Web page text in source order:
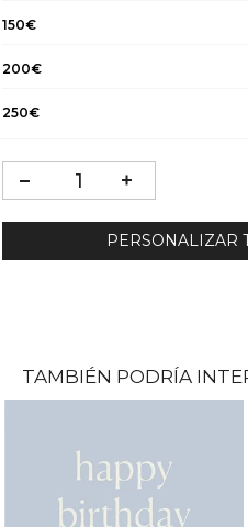
150€
200€
250€
PERSONALIZAR
TAMBIÉN PODRÍA